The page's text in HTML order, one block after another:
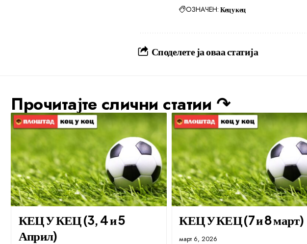
ОЗНАЧЕН: Кец у кец
Споделете ја оваа статија
Прочитајте слични статии ↷
КЕЦ У КЕЦ (3, 4 и 5
Април)
КЕЦ У КЕЦ (7 и 8 март)
март 6, 2026